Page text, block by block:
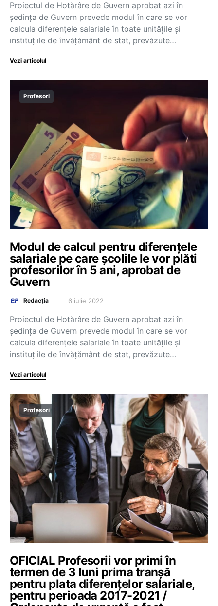
Proiectul de Hotărâre de Guvern aprobat azi în
ședința de Guvern prevede modul în care se vor
calcula diferențele salariale în toate unitățile și
instituțiile de învățământ de stat, prevăzute…
Vezi articolul
Profesori
Modul de calcul pentru diferențele
salariale pe care școlile le vor plăti
profesorilor în 5 ani, aprobat de
Guvern
Redacția 6 iulie 2022
Proiectul de Hotărâre de Guvern aprobat azi în
ședința de Guvern prevede modul în care se vor
calcula diferențele salariale în toate unitățile și
instituțiile de învățământ de stat, prevăzute…
Vezi articolul
Profesori
OFICIAL Profesorii vor primi în
termen de 3 luni prima tranșă
pentru plata diferențelor salariale,
pentru perioada 2017-2021 /